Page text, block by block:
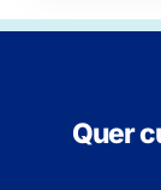
Quer